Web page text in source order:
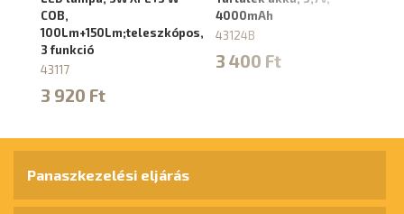
COB,
100Lm+150Lm;teleszkópos,
3 funkció
43117
3 920 Ft
4000mAh
43124B
3 400 Ft
Panaszkezelési eljárás